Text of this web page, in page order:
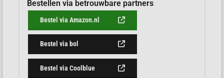
Bestellen via betrouwbare partners
Bestel via Amazon.nl
Bestel via bol
Bestel via Coolblue